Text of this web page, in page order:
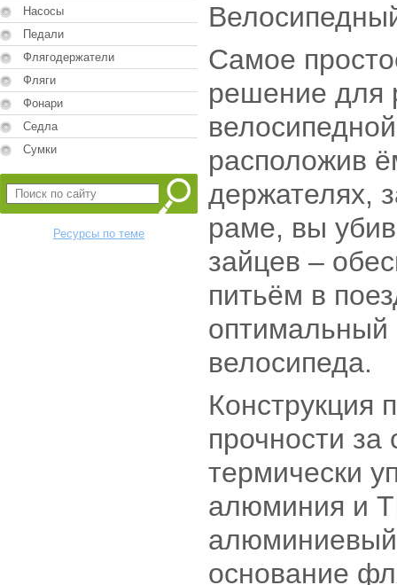
Насосы
Педали
Флягодержатели
Фляги
Фонари
Седла
Сумки
Ресурсы по теме
Самое
решение для
расположив
держателях,
раме, вы
зайцев –
питьём в
оптимальный
велосипеда.
Конструкция
прочности за
термически
алюминия и
алюминиевый
основание